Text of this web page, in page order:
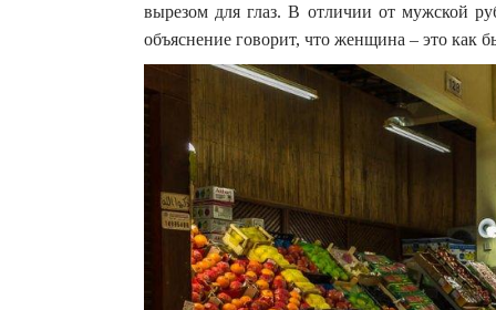
вырезом для глаз. В отличии от мужской
объяснение говорит, что женщина – это как